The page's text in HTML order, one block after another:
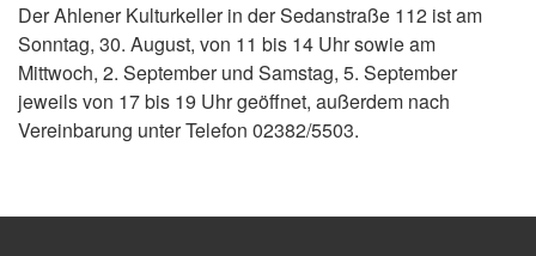
Der Ahlener Kulturkeller in der Sedanstraße 112 ist am
Sonntag, 30. August, von 11 bis 14 Uhr sowie am
Mittwoch, 2. September und Samstag, 5. September
jeweils von 17 bis 19 Uhr geöffnet, außerdem nach
Vereinbarung unter Telefon 02382/5503.